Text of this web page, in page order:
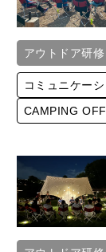
アウトドア研修
コミュニケー
CAMPING